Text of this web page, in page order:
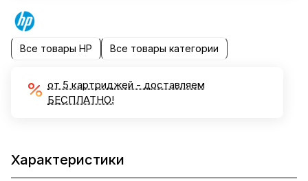
Все товары HP Все товары категории
от 5 картриджей - доставляем
БЕСПЛАТНО!
Характеристики